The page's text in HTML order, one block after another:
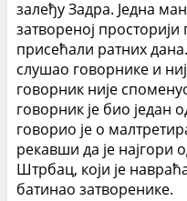
залеђу Задра. Једна
затвореној
присећали ратних
слушао говорнике и
говорник није
говорник је био
говорио је о
рекавши да је најгори
Штрбац, који је
батинао затворенике.